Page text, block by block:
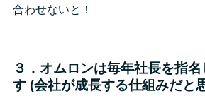
合わせないと！
３．オムロンは毎年社長を指
す (会社が成長する仕組みだと